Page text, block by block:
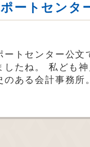
ートセンタ
トセンター公文
たね。 私ども
のある会計事務